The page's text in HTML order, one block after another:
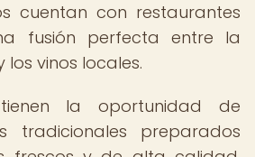
cuentan con restaurantes
fusión perfecta entre la
vinos locales.
la oportunidad de
tradicionales preparados